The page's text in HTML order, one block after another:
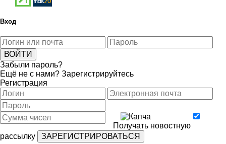
Вход
Забыли пароль?
Ещё не с нами? Зарегистрируйтесь
Регистрация
Получать новостную
рассылку